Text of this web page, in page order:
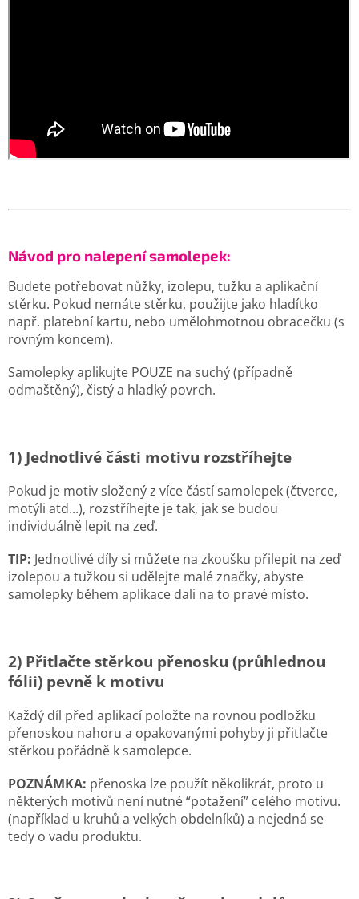
Návod pro nalepení samolepek:
Budete potřebovat nůžky, izolepu, tužku a aplikační
stěrku. Pokud nemáte stěrku, použijte jako hladítko
např. platební kartu, nebo umělohmotnou obracečku (s
rovným koncem).
Samolepky aplikujte POUZE na suchý (případně
odmaštěný), čistý a hladký povrch.
1) Jednotlivé části motivu rozstříhejte
Pokud je motiv složený z více částí samolepek (čtverce,
motýli atd...), rozstříhejte je tak, jak se budou
individuálně lepit na zeď.
TIP: Jednotlivé díly si můžete na zkoušku přilepit na zeď
izolepou a tužkou si udělejte malé značky, abyste
samolepky během aplikace dali na to pravé místo.
2) Přitlačte stěrkou přenosku (průhlednou
fólii) pevně k motivu
Každý díl před aplikací položte na rovnou podložku
přenoskou nahoru a opakovanými pohyby ji přitlačte
stěrkou pořádně k samolepce.
POZNÁMKA: přenoska lze použít několikrát, proto u
některých motivů není nutné “potažení” celého motivu.
(například u kruhů a velkých obdelníků) a nejedná se
tedy o vadu produktu.